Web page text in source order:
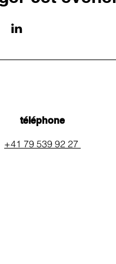
téléphone
+41 79 539 92 27